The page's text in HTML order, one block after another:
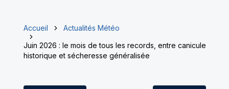
Accueil
Actualités Météo
Juin 2026 : le mois de tous les records, entre canicule
historique et sécheresse généralisée